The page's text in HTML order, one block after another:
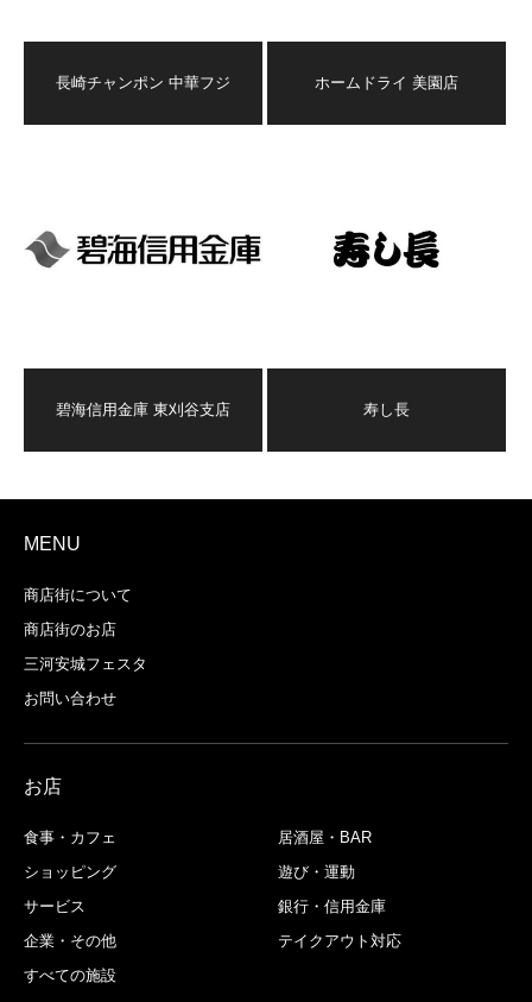
長崎チャンポン 中華フジ ホームドライ 美園店
碧海信用金庫 東刈谷支店 寿し長
MENU
商店街について
商店街のお店
三河安城フェスタ
お問い合わせ
お店
食事・カフェ
居酒屋・BAR
ショッピング
遊び・運動
サービス
銀行・信用金庫
企業・その他
テイクアウト対応
すべての施設